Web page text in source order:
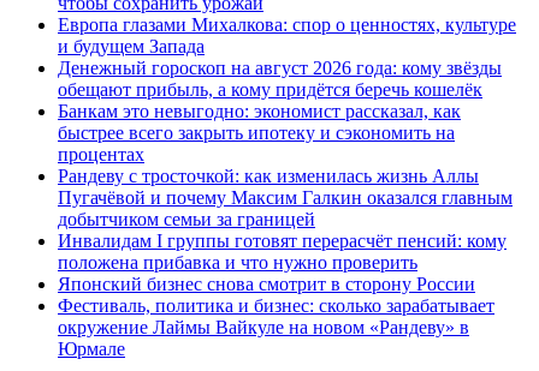
Европа глазами Михалкова: спор о ценностях, культуре
и будущем Запада
Денежный гороскоп на август 2026 года: кому звёзды
обещают прибыль, а кому придётся беречь кошелёк
Банкам это невыгодно: экономист рассказал, как
быстрее всего закрыть ипотеку и сэкономить на
процентах
Рандеву с тросточкой: как изменилась жизнь Аллы
Пугачёвой и почему Максим Галкин оказался главным
добытчиком семьи за границей
Инвалидам I группы готовят перерасчёт пенсий: кому
положена прибавка и что нужно проверить
Японский бизнес снова смотрит в сторону России
Фестиваль, политика и бизнес: сколько зарабатывает
окружение Лаймы Вайкуле на новом «Рандеву» в
Юрмале